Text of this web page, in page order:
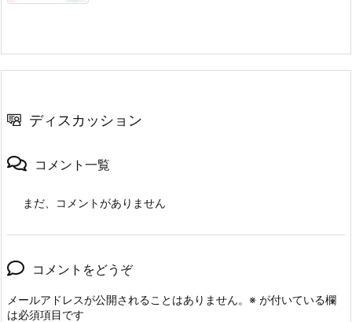
ディスカッション
コメント一覧
まだ、コメントがありません
コメントをどうぞ
メールアドレスが公開されることはありません。 ※ が付いている欄
は必須項目です